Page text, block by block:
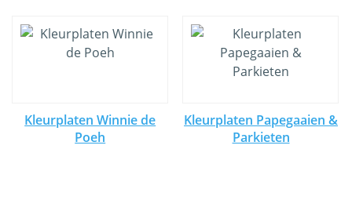
Kleurplaten Winnie de
Poeh
Kleurplaten Papegaaien &
Parkieten